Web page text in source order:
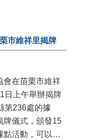
市維祥里揭牌
會在苗栗市維祥
日上午舉辦揭牌
第236處的據
牌儀式，頒發15
點活動，可以更